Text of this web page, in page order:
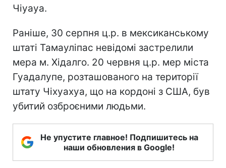
Чіуауа.
Раніше, 30 серпня ц.р. в мексиканському
штаті Тамауліпас невідомі застрелили
мера м. Хідалго. 20 червня ц.р. мер міста
Гуадалупе, розташованого на території
штату Чіхуахуа, що на кордоні з США, був
убитий озброєними людьми.
Не упустите главное! Подпишитесь на
наши обновления в Google!